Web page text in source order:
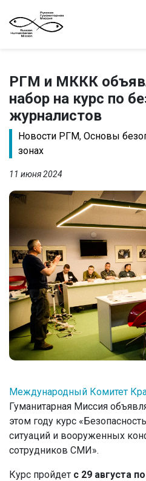
РГМ и МККК
набор на курс по
журналистов
Новости РГМ, Основы
зонах
11 июня 2024
Международный Комитет
Гуманитарная Миссия
этом году курс
ситуаций и вооруженных
сотрудников СМИ».
Курс пройдет с 29 августа